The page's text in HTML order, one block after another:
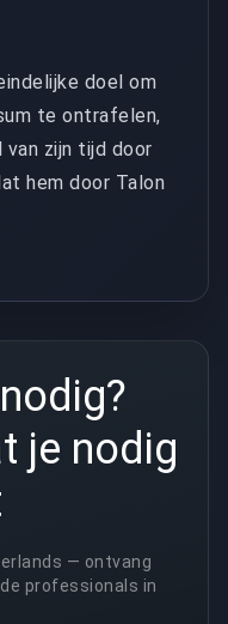
doel om
te ontrafelen,
zijn tijd door
hem door Talon
je nodig
— ontvang
professionals in